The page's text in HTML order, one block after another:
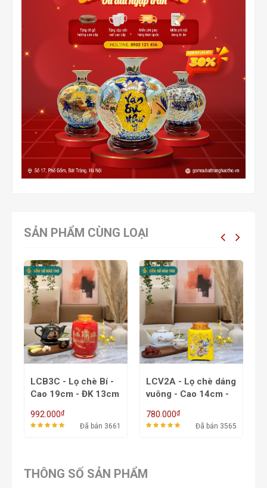
SẢN PHẨM CÙNG LOẠI
LCB3C - Lọ chè Bí -
Cao 19cm - ĐK 13cm
992.000₫
Đã bán 3661
LCV2A - Lọ chè dáng
vuông - Cao 14cm -
780.000₫
Đã bán 3565
THÔNG SỐ SẢN PHẨM